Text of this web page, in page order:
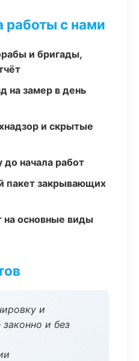
с нами
и бригады,
на замер в день
и скрытые
начала работ
пакет закрывающих
на основные виды
и
законно и без